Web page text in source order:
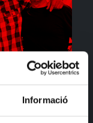
Informació